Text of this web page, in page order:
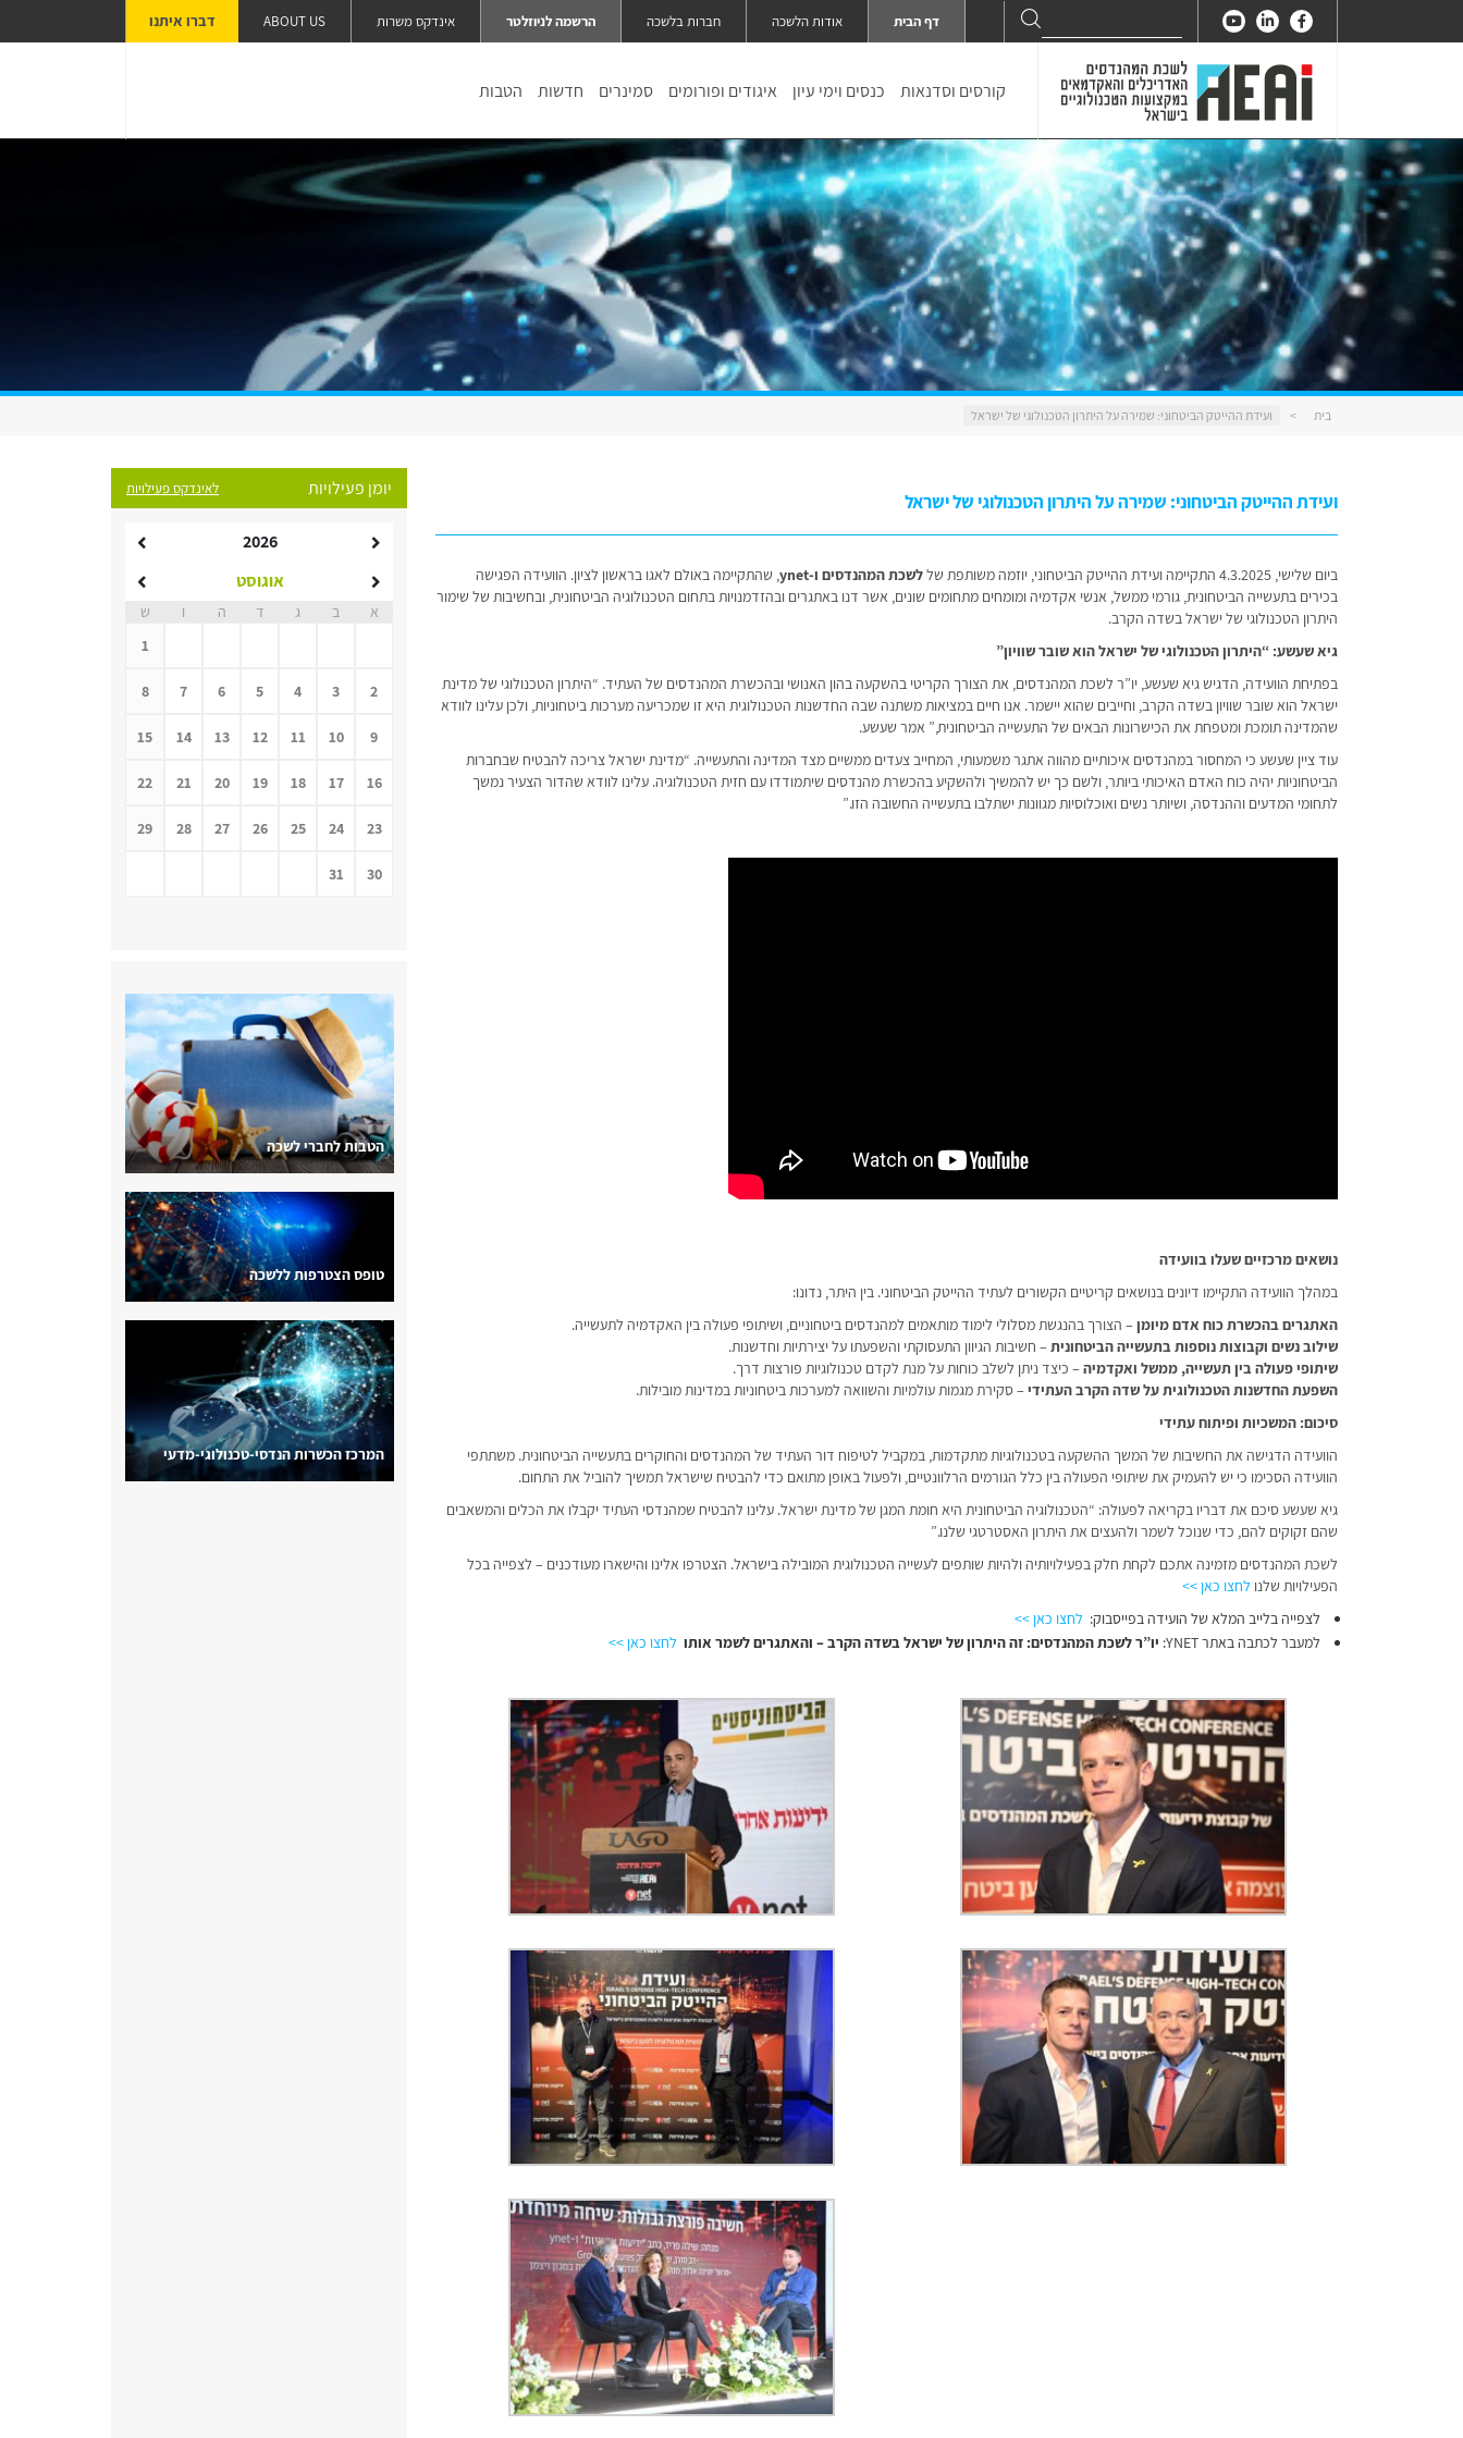
for:
Search דף הבית אודות הלשכה חברות בלשכה הרשמה לניוזלטר אינדקס משרות ABOUT US דברו איתנו
קורסים וסדנאות כנסים וימי עיון איגודים ופורומים סמינרים חדשות הטבות
בית > ועידת ההייטק הביטחוני: שמירה על היתרון הטכנולוגי של ישראל
ועידת ההייטק הביטחוני: שמירה על היתרון הטכנולוגי של ישראל
ביום שלישי, 4.3.2025 התקיימה ועידת ההייטק הביטחוני, יוזמה משותפת של לשכת המהנדסים ו-ynet
, שהתקיימה באולם לאגו בראשון לציון. הוועידה הפגישה
בכירים בתעשייה הביטחונית, גורמי ממשל, אנשי אקדמיה ומומחים מתחומים שונים, אשר דנו באתגרים ובהזדמנויות בתחום הטכנולוגיה הביטחונית, ובחשיבות של שימור
היתרון הטכנולוגי של ישראל בשדה הקרב.
גיא שעשע: “היתרון הטכנולוגי של ישראל הוא שובר שוויון”
בפתיחת הוועידה, הדגיש גיא שעשע, יו”ר לשכת המהנדסים, את הצורך הקריטי בהשקעה בהון האנושי ובהכשרת המהנדסים של העתיד. “היתרון הטכנולוגי של מדינת
ישראל הוא שובר שוויון בשדה הקרב, וחייבים שהוא יישמר. אנו חיים במציאות משתנה שבה החדשנות הטכנולוגית היא זו שמכריעה מערכות ביטחוניות, ולכן עלינו לוודא
שהמדינה תומכת ומטפחת את הכישרונות הבאים של התעשייה הביטחונית,” אמר שעשע.
עוד ציין שעשע כי המחסור במהנדסים איכותיים מהווה אתגר משמעותי, המחייב צעדים ממשיים מצד המדינה והתעשייה. “מדינת ישראל צריכה להבטיח שבחברות
הביטחוניות יהיה כוח האדם האיכותי ביותר, ולשם כך יש להמשיך ולהשקיע בהכשרת מהנדסים שיתמודדו עם חזית הטכנולוגיה. עלינו לוודא שהדור הצעיר נמשך
לתחומי המדעים וההנדסה, ושיותר נשים ואוכלוסיות מגוונות ישתלבו בתעשייה החשובה הזו.”
נושאים מרכזיים שעלו בוועידה
במהלך הוועידה התקיימו דיונים בנושאים קריטיים הקשורים לעתיד ההייטק הביטחוני. בין היתר, נדונו:
האתגרים בהכשרת כוח אדם מיומן – הצורך בהנגשת מסלולי לימוד מותאמים למהנדסים ביטחוניים, ושיתופי פעולה בין האקדמיה לתעשייה.
שילוב נשים וקבוצות נוספות בתעשייה הביטחונית – חשיבות הגיוון התעסוקתי והשפעתו על יצירתיות וחדשנות.
שיתופי פעולה בין תעשייה, ממשל ואקדמיה – כיצד ניתן לשלב כוחות על מנת לקדם טכנולוגיות פורצות דרך.
השפעת החדשנות הטכנולוגית על שדה הקרב העתידי – סקירת מגמות עולמיות והשוואה למערכות ביטחוניות במדינות מובילות.
סיכום: המשכיות ופיתוח עתידי
הוועידה הדגישה את החשיבות של המשך ההשקעה בטכנולוגיות מתקדמות, במקביל לטיפוח דור העתיד של המהנדסים והחוקרים בתעשייה הביטחונית. משתתפי
הוועידה הסכימו כי יש להעמיק את שיתופי הפעולה בין כלל הגורמים הרלוונטיים, ולפעול באופן מתואם כדי להבטיח שישראל תמשיך להוביל את התחום.
גיא שעשע סיכם את דבריו בקריאה לפעולה: “הטכנולוגיה הביטחונית היא חומת המגן של מדינת ישראל. עלינו להבטיח שמהנדסי העתיד יקבלו את הכלים והמשאבים
שהם זקוקים להם, כדי שנוכל לשמר ולהעצים את היתרון האסטרטגי שלנו.”
לשכת המהנדסים מזמינה אתכם לקחת חלק בפעילויותיה ולהיות שותפים לעשייה הטכנולוגית המובילה בישראל. הצטרפו אלינו והישארו מעודכנים – לצפייה בכל
הפעילויות שלנו לחצו כאן >>
לצפייה בלייב המלא של הועידה בפייסבוק: לחצו כאן >>
למעבר לכתבה באתר YNET:
יו”ר לשכת המהנדסים: זה היתרון של ישראל בשדה הקרב – והאתגרים לשמר אותו לחצו כאן >>
יומן פעילויות לאינדקס פעילויות
2026
אוגוסט
א ב ג ד ה ו
ש
1
2
3
4
5
6
7
8
9
10
11
12
13
14
15
16
17
18
19
20
21
22
23
24
25
26
27
28
29
30
31
הטבות לחברי לשכה
טופס הצטרפות ללשכה
המרכז הכשרות הנדסי-טכנולוגי-מדעי